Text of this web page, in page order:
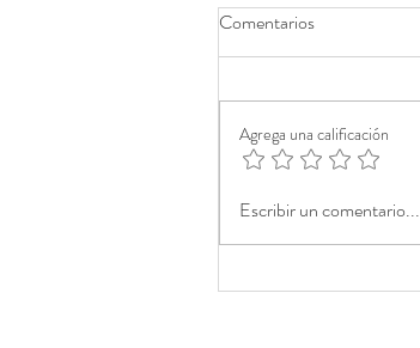
Comentarios
Agrega una calificación
Escribir un comentario...